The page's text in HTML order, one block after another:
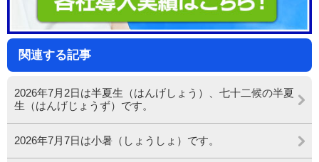
関連する記事
2026年7月2日は半夏生（はんげしょう）、七十二候の半夏
生（はんげじょうず）です。
2026年7月7日は小暑（しょうしょ）です。